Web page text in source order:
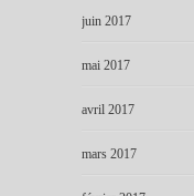
juin 2017
mai 2017
avril 2017
mars 2017